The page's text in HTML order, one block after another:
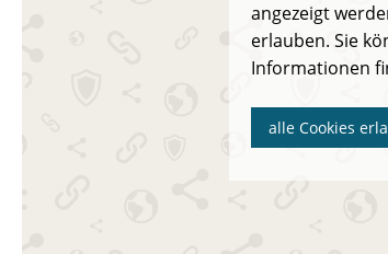
angezeigt
erlauben. Sie
Informationen
alle Cookies